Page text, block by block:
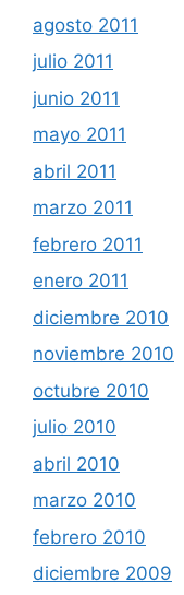
agosto 2011
julio 2011
junio 2011
mayo 2011
abril 2011
marzo 2011
febrero 2011
enero 2011
diciembre 2010
noviembre 2010
octubre 2010
julio 2010
abril 2010
marzo 2010
febrero 2010
diciembre 2009